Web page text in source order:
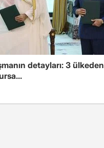
detayları: 3 ülkeden